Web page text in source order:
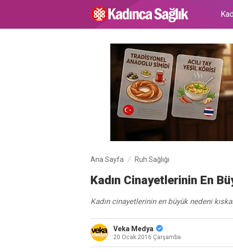
Ana Sayfa Ruh Sağlığı
Kadın Cinayetlerinin En
Kadın cinayetlerinin en büyük nedeni
Veka Medya
20 Ocak 2016 Çarşamba